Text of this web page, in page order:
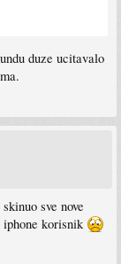
duze ucitavalo
sve nove
iphone korisnik